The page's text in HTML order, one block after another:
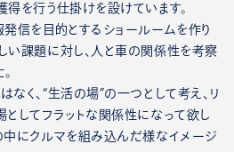
を⾏う仕掛けを設けています。
発信を目的とするショールームを作り
い課題に対し、人と車の関係性を考察
く、“生活の場”の一つとして考え、リ
としてフラットな関係性になって欲し
中にクルマを組み込んだ様なイメージ